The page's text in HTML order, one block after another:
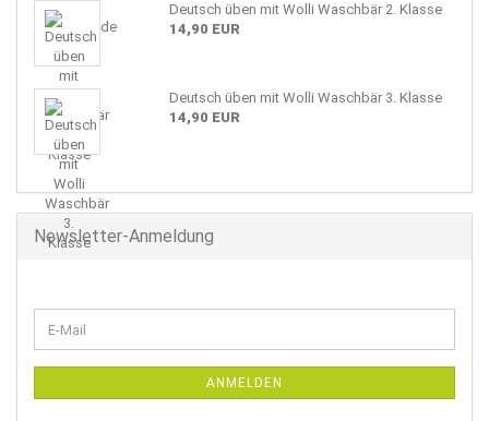
Deutsch üben mit Wolli Waschbär 2. Klasse
14,90 EUR
Deutsch üben mit Wolli Waschbär 3. Klasse
14,90 EUR
Newsletter-Anmeldung
ZUR
E-
Mail
ANMELDEN